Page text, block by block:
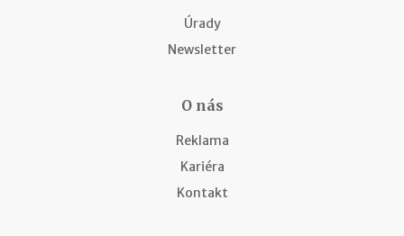
Úrady
Newsletter
O nás
Reklama
Kariéra
Kontakt